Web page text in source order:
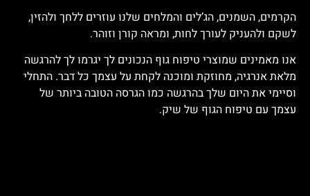
הקרמים, השמנים, הג’לים והמלחים שלנו עוזרים ללחך ולהזין,
לשקם ולהעניק לעורך לחות, ומראה קורן וזוהר.
אנו מאמינים שמוצרי טיפוח גוף הנכונים לך יגרמו לך להרגשה
מלאת אנרגיה, מחוזקת ומוכנה לקחת על עצמך כל דבר. התחלי
וסיימי את היום שלך בהרגשה כמו הגרסה הטובה ביותר של
עצמך עם טיפוח הגוף של שיק.